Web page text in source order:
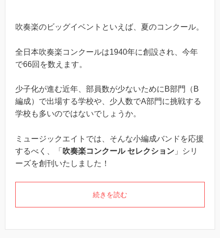
吹奏楽のビッグイベントといえば、夏のコンクール。
全日本吹奏楽コンクールは1940年に創設され、今年
で66回を数えます。
少子化が進む近年、部員数が少ないためにB部門（B
編成）で出場する学校や、少人数でA部門に挑戦する
学校も多いのではないでしょうか。
ミュージックエイトでは、そんな小編成バンドを応援
するべく、「 吹奏楽コンクール セレクション 」シリ
ーズを創刊いたしました！
続きを読む